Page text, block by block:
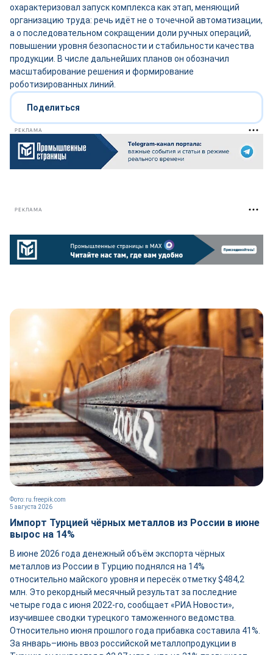
охарактеризовал запуск комплекса как этап, меняющий
организацию труда: речь идёт не о точечной автоматизации,
а о последовательном сокращении доли ручных операций,
повышении уровня безопасности и стабильности качества
продукции. В числе дальнейших планов он обозначил
масштабирование решения и формирование
роботизированных линий.
Поделиться
РЕКЛАМА
РЕКЛАМА
5 августа 2026
Фото: ru.freepik.com
Импорт Турцией чёрных металлов из России в июне
вырос на 14%
В июне 2026 года денежный объём экспорта чёрных
металлов из России в Турцию поднялся на 14%
относительно майского уровня и пересёк отметку $484,2
млн. Это рекордный месячный результат за последние
четыре года с июня 2022-го, сообщает «РИА Новости»,
изучившее сводки турецкого таможенного ведомства.
Относительно июня прошлого года прибавка составила 41%.
За январь–июнь ввоз российской металлопродукции в